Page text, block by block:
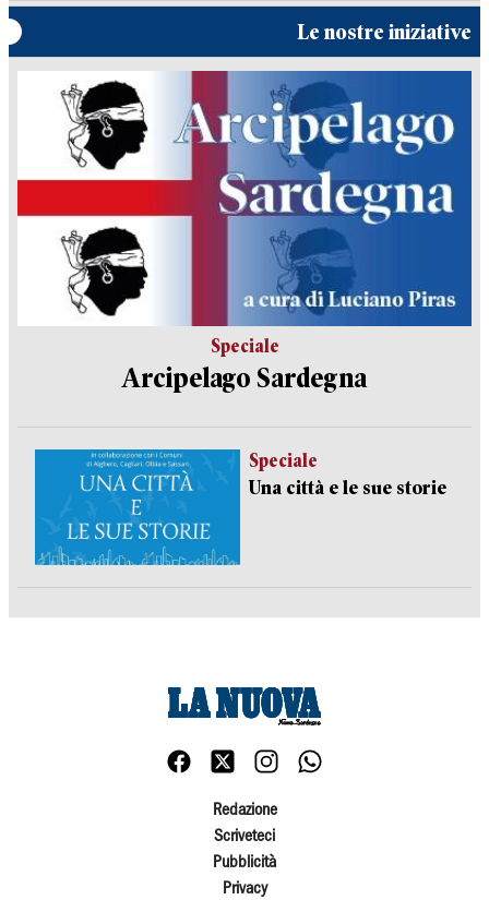
Le nostre iniziative
Speciale
Arcipelago Sardegna
Speciale
Una città e le sue storie
Redazione
Scriveteci
Pubblicità
Privacy